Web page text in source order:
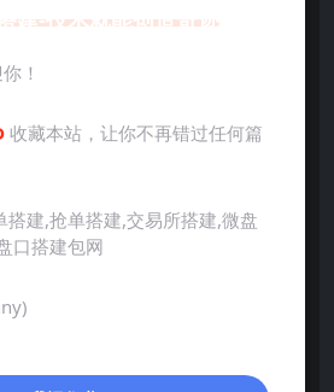
建-技术就能创造奇迹
！
收藏本站，让你不再错过任何篇
搭建,抢单搭建,交易所搭建,微盘
口搭建包网